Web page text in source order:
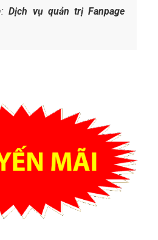
Dịch vụ quản trị Fanpage